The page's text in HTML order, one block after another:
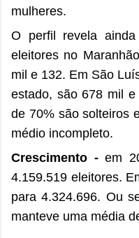
mulheres.
O perfil revela
eleitores no
mil e 132. Em São
estado, são 678 mil
de 70% são solteiros
médio incompleto.
Crescimento -em
4.159.519 eleitores.
para 4.324.696. Ou
manteve uma média